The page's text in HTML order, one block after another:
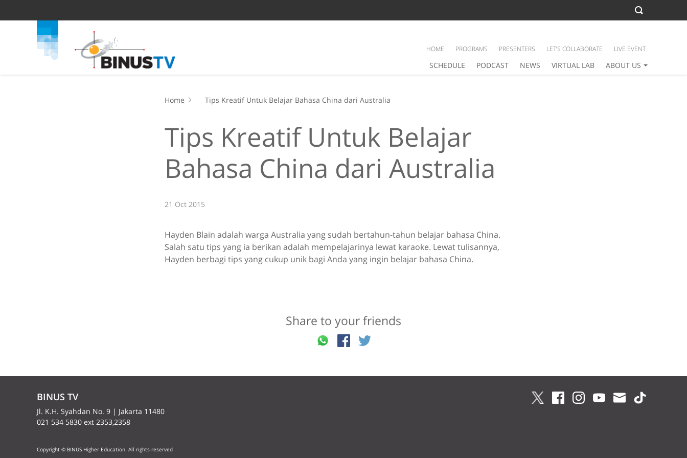
SCHEDULE PODCAST NEWS VIRTUAL LAB ABOUT US
HOME PROGRAMS PRESENTERS LET’S COLLABORATE LIVE EVENT
Home Tips Kreatif Untuk Belajar Bahasa China dari Australia
Tips Kreatif Untuk Belajar
Bahasa China dari Australia
21 Oct 2015
Hayden Blain adalah warga Australia yang sudah bertahun-tahun belajar bahasa China.
Salah satu tips yang ia berikan adalah mempelajarinya lewat karaoke. Lewat tulisannya,
Hayden berbagi tips yang cukup unik bagi Anda yang ingin belajar bahasa China.
Share to your friends
BINUS TV
Jl. K.H. Syahdan No. 9 | Jakarta 11480
021 534 5830 ext 2353,2358
Copyright © BINUS Higher Education. All rights reserved